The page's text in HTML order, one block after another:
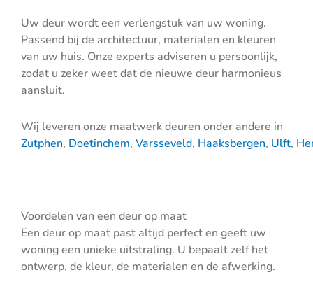
Uw deur wordt een verlengstuk van uw woning.
Passend bij de architectuur, materialen en kleuren
van uw huis. Onze experts adviseren u persoonlijk,
zodat u zeker weet dat de nieuwe deur harmonieus
aansluit.
Wij leveren onze maatwerk deuren onder andere in
Zutphen, Doetinchem, Varsseveld, Haaksbergen, Ulft,
Voordelen van een deur op maat
Een deur op maat past altijd perfect en geeft uw
woning een unieke uitstraling. U bepaalt zelf het
ontwerp, de kleur, de materialen en de afwerking.